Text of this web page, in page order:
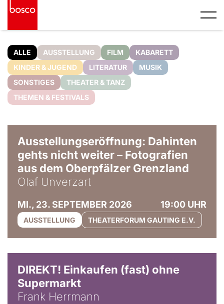
ALLE AUSSTELLUNG FILM
KABARETT
KINDER & JUGEND
LITERATUR
MUSIK
SONSTIGES
THEATER & TANZ
THEMEN & FESTIVALS
Ausstellungseröffnung: Dahinten
gehts nicht weiter – Fotografien
aus dem Oberpfälzer Grenzland
Olaf Unverzart
MI., 23. SEPTEMBER 2026 19:00 UHR
AUSSTELLUNG THEATERFORUM GAUTING E.V.
DIREKT! Einkaufen (fast) ohne
Supermarkt
Frank Herrmann